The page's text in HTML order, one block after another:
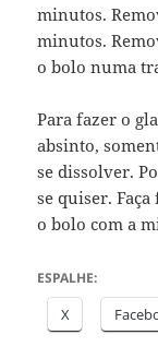
minutos.
minutos.
o bolo numa
Para fazer o
absinto,
se dissolver.
se quiser.
o bolo com a
ESPALHE:
X